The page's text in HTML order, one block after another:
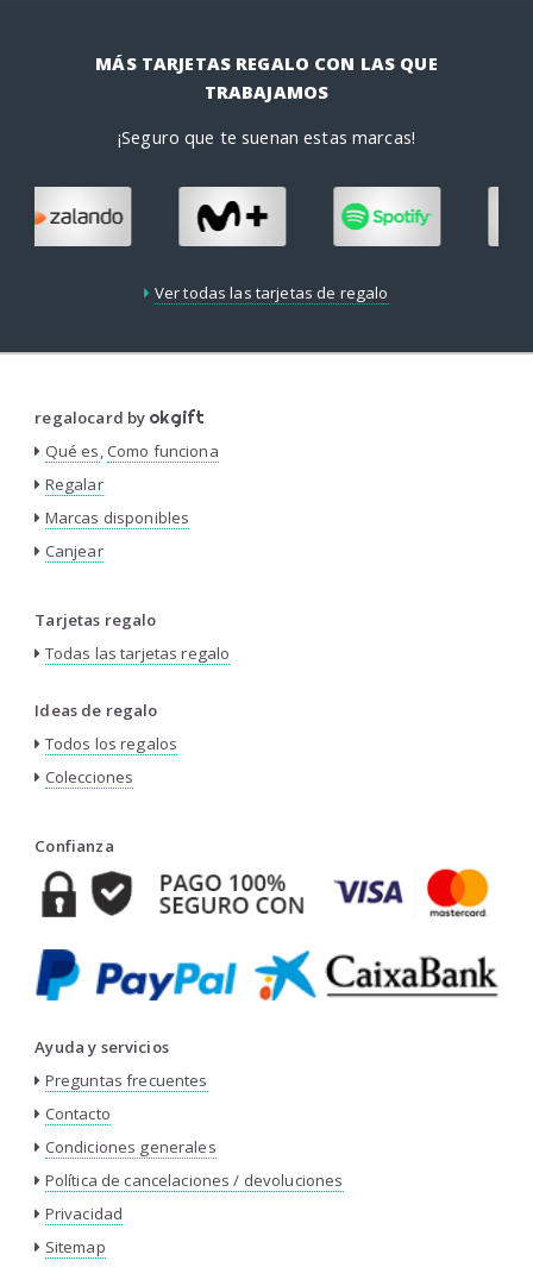
MÁS TARJETAS REGALO CON LAS QUE
TRABAJAMOS
¡Seguro que te suenan estas marcas!
Ver todas las tarjetas de regalo
regalocard by okgift
Qué es, Como funciona
Regalar
Marcas disponibles
Canjear
Tarjetas regalo
Todas las tarjetas regalo
Ideas de regalo
Todos los regalos
Colecciones
Confianza
Ayuda y servicios
Preguntas frecuentes
Contacto
Condiciones generales
Política de cancelaciones / devoluciones
Privacidad
Sitemap